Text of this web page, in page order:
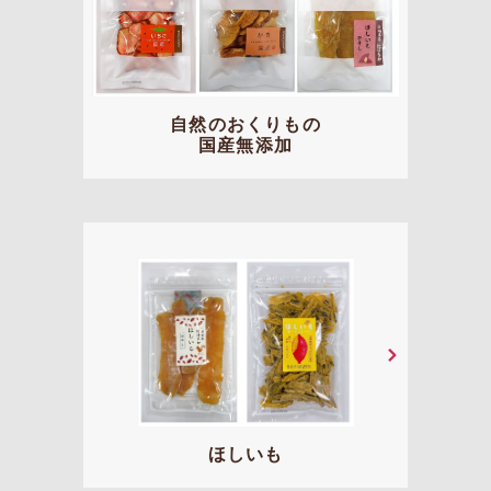
自然のおくりもの
国産無添加
ほしいも